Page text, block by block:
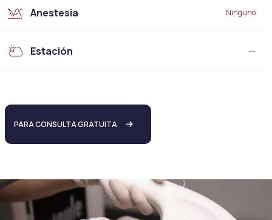
Anestesia Ninguno
Estación ----
PARA CONSULTA GRATUITA